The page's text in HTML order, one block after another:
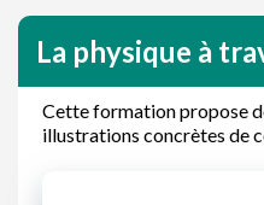
La physique à
Cette formation propose
illustrations concrètes de